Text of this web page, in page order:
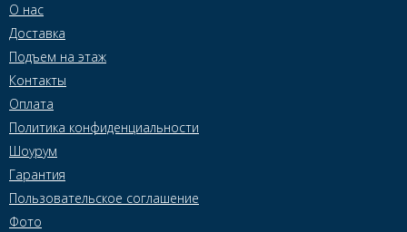
О нас
Доставка
Подъем на этаж
Контакты
Оплата
Политика конфиденциальности
Шоурум
Гарантия
Пользовательское соглашение
Фото